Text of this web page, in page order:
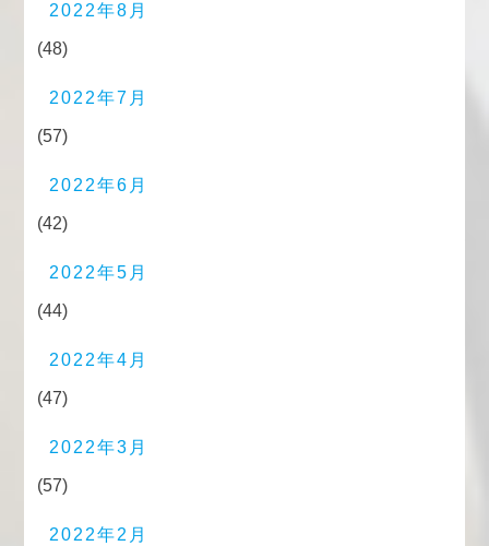
2022年8月
(48)
2022年7月
(57)
2022年6月
(42)
2022年5月
(44)
2022年4月
(47)
2022年3月
(57)
2022年2月